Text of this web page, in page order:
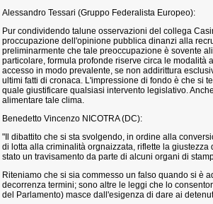
Alessandro Tessari (Gruppo Federalista Europeo):
Pur condividendo talune osservazioni del collega
proccupazione dell'opinione pubblica dinanzi alla
preliminarmente che tale preoccupazione è sovente
particolare, formula profonde riserve circa le modalità
accesso in modo prevalente, se non addirittura
ultimi fatti di cronaca. L'impressione di fondo è che si
quale giustificare qualsiasi intervento legislativo.
alimentare tale clima.
Benedetto Vincenzo NICOTRA (DC):
"Il dibattito che si sta svolgendo, in ordine alla
di lotta alla criminalità orgnaizzata, riflette la
stato un travisamento da parte di alcuni organi di
Riteniamo che si sia commesso un falso quando si è
decorrenza termini; sono altre le leggi che lo
del Parlamento) masce dall'esigenza di dare ai